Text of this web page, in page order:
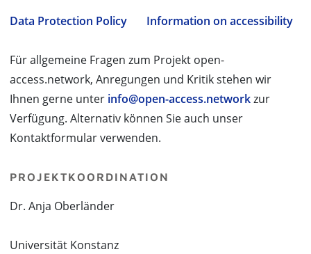
Data Protection Policy
Information on accessibility
Für allgemeine Fragen zum Projekt open-
access.network, Anregungen und Kritik stehen wir
Ihnen gerne unter info@open-access.networkzur
Verfügung. Alternativ können Sie auch unser
Kontaktformular verwenden.
PROJEKTKOORDINATION
Dr. Anja Oberländer
Universität Konstanz